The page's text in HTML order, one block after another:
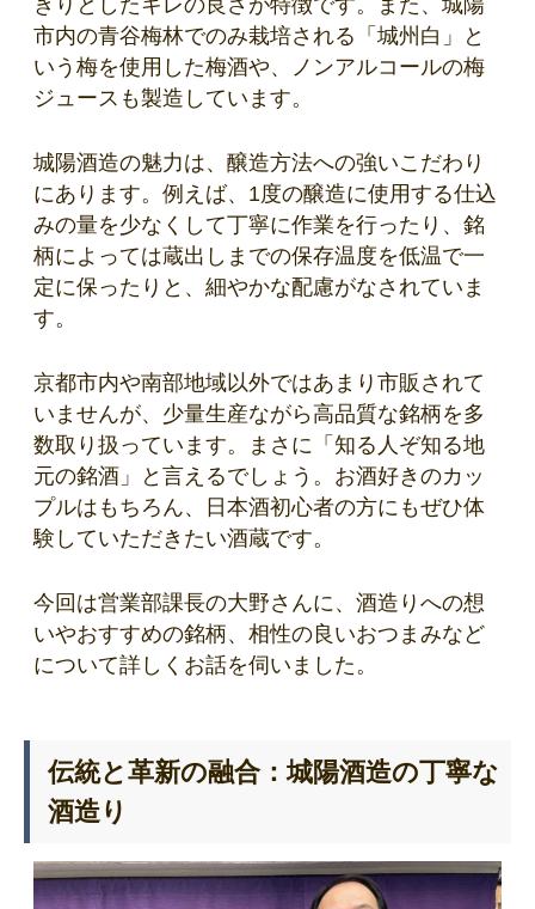
市内の青谷梅林でのみ栽培される「城州白」と
いう梅を使用した梅酒や、ノンアルコールの梅
ジュースも製造しています。
城陽酒造の魅力は、醸造方法への強いこだわり
にあります。例えば、1度の醸造に使用する仕込
みの量を少なくして丁寧に作業を行ったり、銘
柄によっては蔵出しまでの保存温度を低温で一
定に保ったりと、細やかな配慮がなされていま
す。
京都市内や南部地域以外ではあまり市販されて
いませんが、少量生産ながら高品質な銘柄を多
数取り扱っています。まさに「知る人ぞ知る地
元の銘酒」と言えるでしょう。お酒好きのカッ
プルはもちろん、日本酒初心者の方にもぜひ体
験していただきたい酒蔵です。
今回は営業部課長の大野さんに、酒造りへの想
いやおすすめの銘柄、相性の良いおつまみなど
について詳しくお話を伺いました。
伝統と革新の融合：城陽酒造の丁寧な
酒造り